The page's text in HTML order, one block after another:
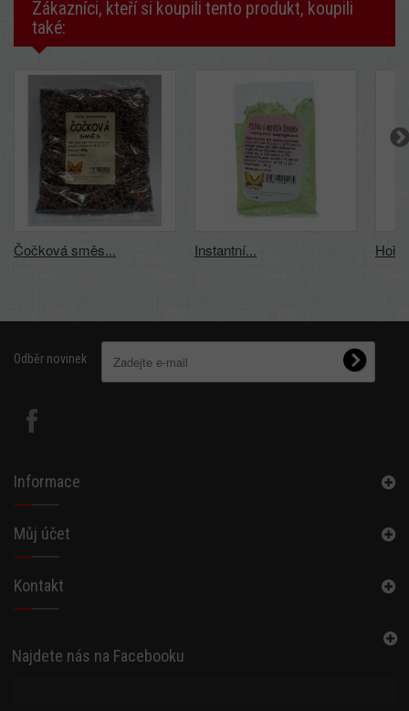
Zákazníci, kteří si koupili tento produkt, koupili
také:
Čočková směs... Instantní...
Odběr novinek
Informace
Můj účet
Kontakt
Najdete nás na Facebooku